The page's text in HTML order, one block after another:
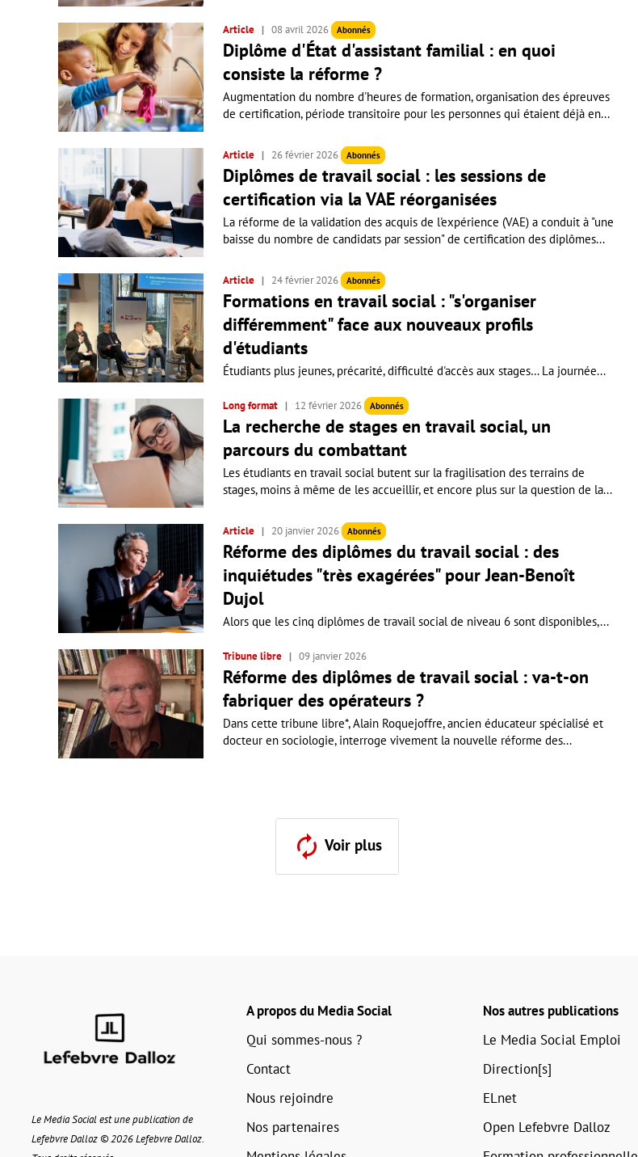
Article 08 avril 2026 Abonnés
Diplôme d'État d'assistant familial : en quoi
consiste la réforme ?
Augmentation du nombre d'heures de formation, organisation des épreuves
de certification, période transitoire pour les personnes qui étaient déjà en...
Article 26 février 2026 Abonnés
Diplômes de travail social : les sessions de
certification via la VAE réorganisées
La réforme de la validation des acquis de l'expérience (VAE) a conduit à "une
baisse du nombre de candidats par session" de certification des diplômes...
Article 24 février 2026 Abonnés
Formations en travail social : "s'organiser
différemment" face aux nouveaux profils
d'étudiants
Étudiants plus jeunes, précarité, difficulté d'accès aux stages… La journée...
Long format 12 février 2026 Abonnés
La recherche de stages en travail social, un
parcours du combattant
Les étudiants en travail social butent sur la fragilisation des terrains de
stages, moins à même de les accueillir, et encore plus sur la question de la...
Article 20 janvier 2026 Abonnés
Réforme des diplômes du travail social : des
inquiétudes "très exagérées" pour Jean-Benoît
Dujol
Alors que les cinq diplômes de travail social de niveau 6 sont disponibles,...
Tribune libre 09 janvier 2026
Réforme des diplômes de travail social : va-t-on
fabriquer des opérateurs ?
Dans cette tribune libre*, Alain Roquejoffre, ancien éducateur spécialisé et
docteur en sociologie, interroge vivement la nouvelle réforme des...
Voir plus
Le Media Social est une publication de
Lefebvre Dalloz © 2026 Lefebvre Dalloz.
A propos du Media Social
Qui sommes-nous ?
Contact
Nous rejoindre
Nos partenaires
Nos autres publications
Le Media Social Emploi
Direction[s]
ELnet
Open Lefebvre Dalloz